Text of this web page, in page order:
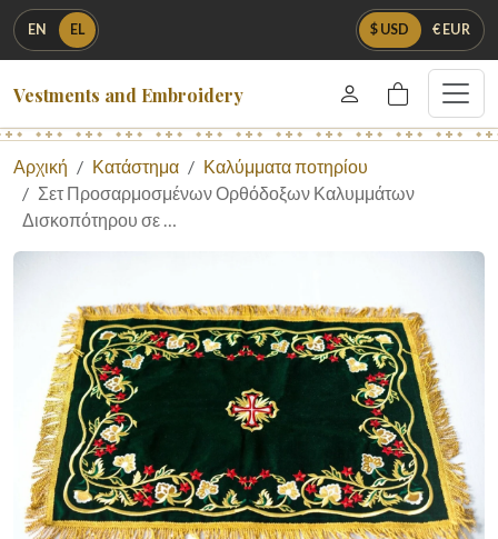
EN EL $ USD € EUR
Vestments and Embroidery
Αρχική Κατάστημα
Καλύμματα ποτηρίου
Σετ Προσαρμοσμένων Ορθόδοξων Καλυμμάτων
Δισκοπότηρου σε …